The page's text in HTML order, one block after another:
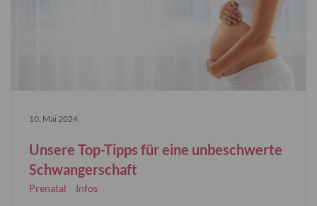
10. Mai 2024
Unsere Top-Tipps für eine unbeschwerte
Schwangerschaft
Prenatal Infos